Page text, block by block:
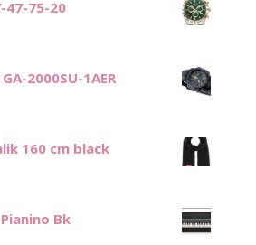
47-75-20
2000SU-1AER
160 cm black
Bk